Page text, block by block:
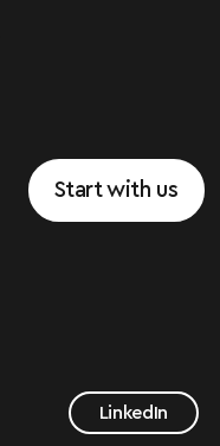
Start with us
LinkedIn